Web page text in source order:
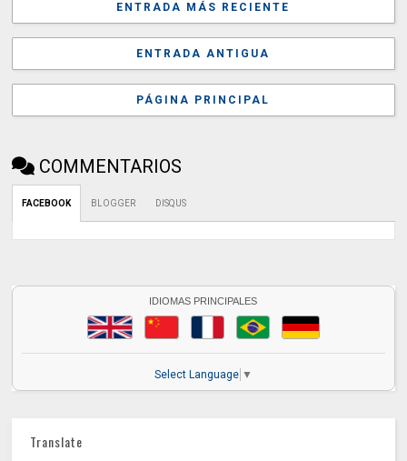
ENTRADA MÁS RECIENTE
ENTRADA ANTIGUA
PÁGINA PRINCIPAL
COMMENTARIOS
FACEBOOK BLOGGER DISQUS
IDIOMAS PRINCIPALES
Select Language ▼
Translate